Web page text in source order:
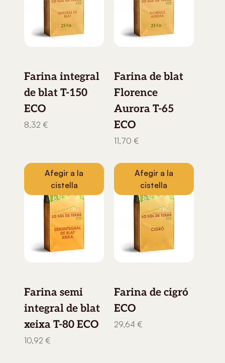
Farina integral
de blat T-150
ECO
Preu
8,32 €
Farina de blat
Florence
Aurora T-65
ECO
Preu
11,70 €
Afegir a la
cistella
Farina semi
integral de blat
xeixa T-80 ECO
Preu
10,92 €
Afegir a la
cistella
Farina de cigró
ECO
Preu
29,64 €